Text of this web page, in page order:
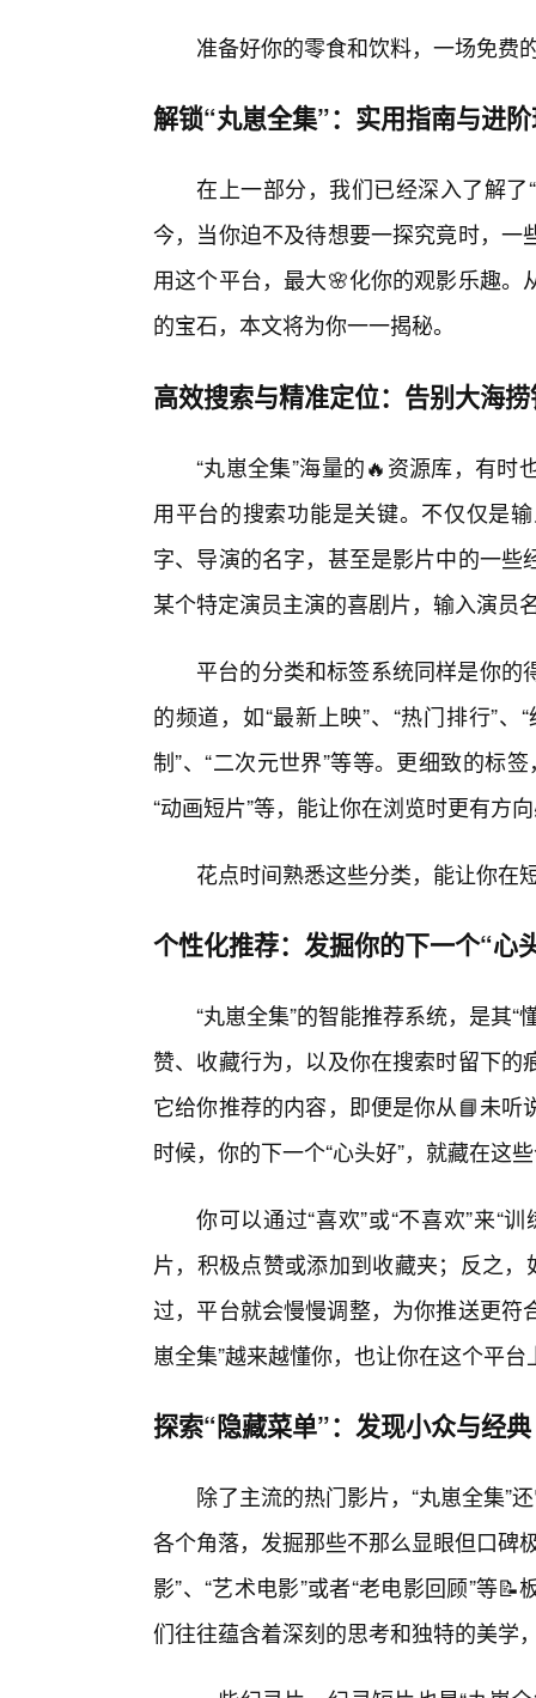
准备好你的零食和饮料，一场免费
解锁“丸崽全集”：实用指南与进
在上一部分，我们已经深入了解了
今，当你迫不及待想要一探究竟时，
用这个平台，最大🌸化你的观影乐趣
的宝石，本文将为你一一揭秘。
高效搜索与精准定位：告别大海
“丸崽全集”海量的🔥资源库，有
用平台的搜索功能是关键。不仅仅是
字、导演的名字，甚至是影片中的一
某个特定演员主演的喜剧片，输入演员
平台的分类和标签系统同样是你
的频道，如“最新上映”、“热门排行”、
制”、“二次元世界”等等。更细致的标签
“动画短片”等，能让你在浏览时更有方
花点时间熟悉这些分类，能让你在
个性化推荐：发掘你的下一个“心
“丸崽全集”的智能推荐系统，是其
赞、收藏行为，以及你在搜索时留下
它给你推荐的内容，即便是你从📘未
时候，你的下一个“心头好”，就藏在这
你可以通过“喜欢”或“不喜欢”来“
片，积极点赞或添加到收藏夹；反之
过，平台就会慢慢调整，为你推送更符
崽全集”越来越懂你，也让你在这个平
探索“隐藏菜单”：发现小众与经典
除了主流的热门影片，“丸崽全集”
各个角落，发掘那些不那么显眼但口碑
影”、“艺术电影”或者“老电影回顾”等
们往往蕴含着深刻的思考和独特的美学